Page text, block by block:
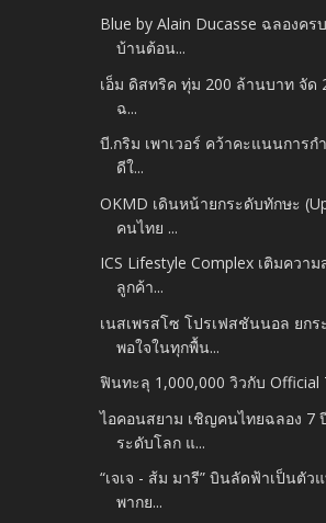
Blue by Alain Ducasse ฉลองคร
บ้านต้อน...
เอ็ม ดิสทริค ทุ่ม 200 ล้านบาท จัด
ฉ...
บี.กริม เพาเวอร์ คว้าคะแนนการ
ดีใ...
OKMD เดินหน้ายกระดับทักษะ
คนไทย ...
ICS Lifestyle Complex เติมควา
ลูกค้า...
เนสเพรสโซ โปรเฟสชันนอล ยกร
พอใจในทุกพื้น...
ฟินทะลุ 1,000,000 วิวกับ Official
ไอคอนสยาม เชิญคนไทยฉลอง 7
ระดับโลก แ...
“เจเจ - ส้ม มารี” บินลัดฟ้าเป็นตั
พากย...